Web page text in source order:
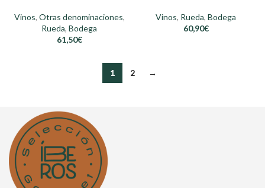
Vinos, Otras denominaciones,
Rueda, Bodega
61,50€
Vinos, Rueda, Bodega
60,90€
1 2 →